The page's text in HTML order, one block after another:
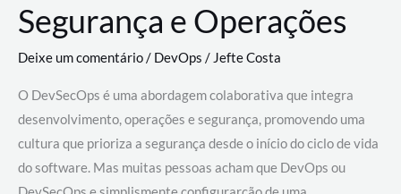
Segurança e Operações
Deixe um comentário/ DevOps /Jefte Costa
O DevSecOps é uma abordagem colaborativa que integra
desenvolvimento, operações e segurança, promovendo uma
cultura que prioriza a segurança desde o início do ciclo de vida
do software. Mas muitas pessoas acham que DevOps ou